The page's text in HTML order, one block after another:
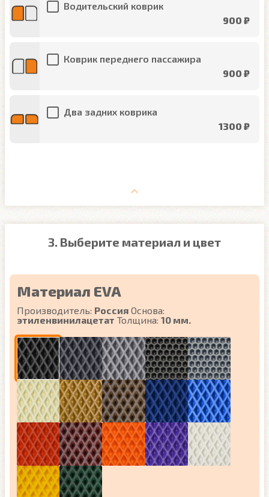
Водительский коврик
900 ₽
Коврик переднего пассажира
900 ₽
Два задних коврика
1300 ₽
3. Выберите материал и цвет
Материал EVA
Производитель: Россия Основа:
этиленвинилацетат Толщина: 10 мм.